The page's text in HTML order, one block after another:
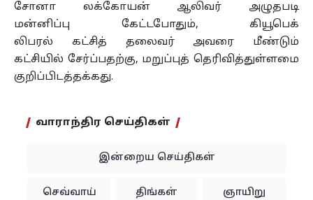
சோனா லக்கோயன்ஆலிவர் அழுதபடி
மன்னிப்பு கேட்டபோதும், கியூபெக்
லிபரல் கட்சித் தலைவர்அவரை மீண்டும்
கட்சியில் சேர்ப்பதற்கு, மறுப்புத் தெரிவித்துள்ளமை
குறிப்பிடத்தக்கது.
வாராந்திர செய்திகள்
இன்றைய செய்திகள்
செவ்வாய் திங்கள் ஞாயிறு